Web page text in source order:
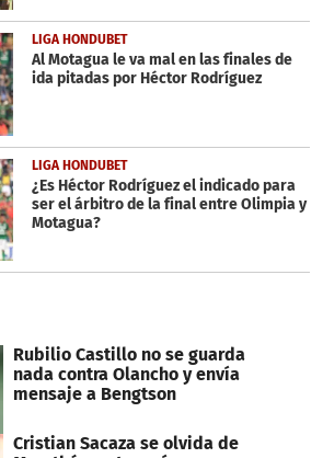
LIGA HONDUBET
Al Motagua le va mal en las finales de
ida pitadas por Héctor Rodríguez
LIGA HONDUBET
¿Es Héctor Rodríguez el indicado para
ser el árbitro de la final entre Olimpia y
Motagua?
Rubilio Castillo no se guarda
nada contra Olancho y envía
mensaje a Bengtson
Cristian Sacaza se olvida de